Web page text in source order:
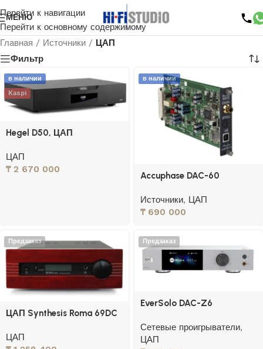
Перейти к навигации
Перейти к основному содержимому
МЕНЮ
Главная / Источники / ЦАП
Фильтр
Kaspi
в наличии
Hegel D50, ЦАП
ЦАП
₸2 670 000
в наличии
Accuphase DAC-60
Источники, ЦАП
₸690 000
Предзаказ
ЦАП Synthesis Roma 69DC
ЦАП
Предзаказ
EverSolo DAC-Z6
Сетевые проигрыватели,
ЦАП